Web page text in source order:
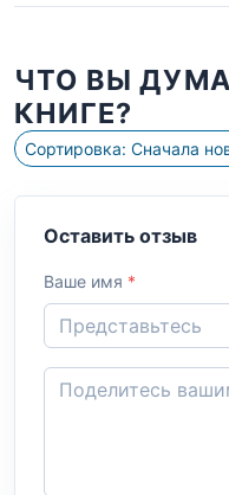
ЧТО ВЫ
КНИГЕ?
Сортировка:
Оставить отзыв
Ваше имя *